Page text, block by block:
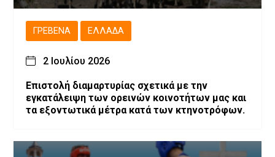
ΓΡΕΒΕΝΆ ΕΛΛΆΔΑ
2 Ιουλίου 2026
Επιστολή διαμαρτυρίας σχετικά με την
εγκατάλειψη των ορεινών κοινοτήτων μας και
τα εξοντωτικά μέτρα κατά των κτηνοτρόφων.